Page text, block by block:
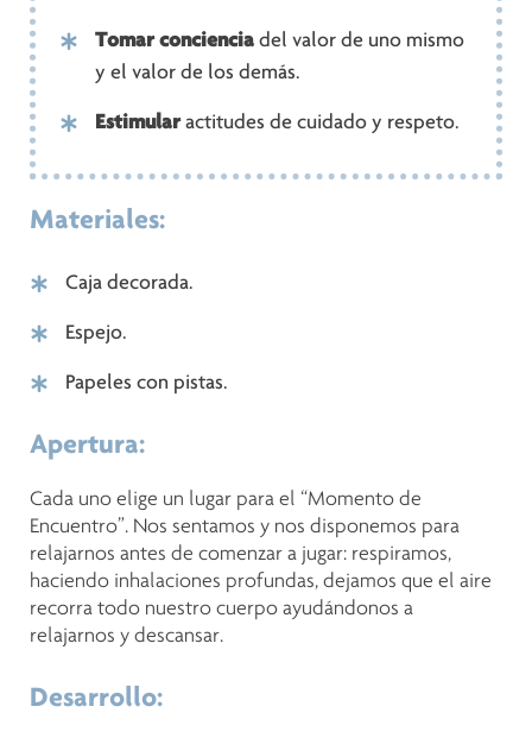
Tomar concienciadel valor de uno mismo
y el valor de los demás.
Estimularactitudes de cuidado y respeto.
Materiales:
Caja decorada.
Espejo.
Papeles con pistas.
Apertura:
Cada uno elige un lugar para el “Momento de
Encuentro”. Nos sentamos y nos disponemos para
relajarnos antes de comenzar a jugar: respiramos,
haciendo inhalaciones profundas, dejamos que el aire
recorra todo nuestro cuerpo ayudándonos a
relajarnos y descansar.
Desarrollo: